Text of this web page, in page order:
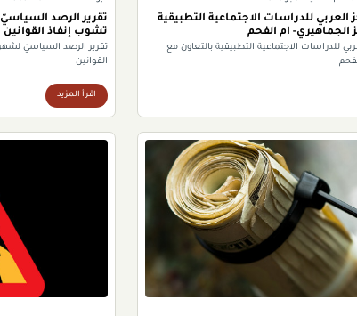
العربي للدراسات الاجتماعية التطبيقية
الجماهيري- ام الفحم
للدراسات الاجتماعية التطبيقية بالتعاون مع
تشوب إنفاذ القوانين
القوانين
اقرأ المزيد